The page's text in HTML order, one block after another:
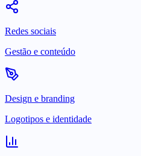
Redes sociais
Gestão e conteúdo
Design e branding
Logotipos e identidade